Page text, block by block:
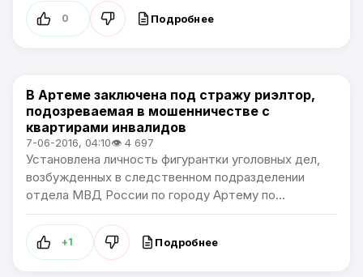
0 Подробнее
Происшествия
В Артеме заключена под стражу риэлтор,
подозреваемая в мошенничестве с
квартирами инвалидов
7-06-2016, 04:10👁 4 697
Установлена личность фигурантки уголовных дел,
возбужденных в следственном подразделении
отдела МВД России по городу Артему по...
+1 Подробнее